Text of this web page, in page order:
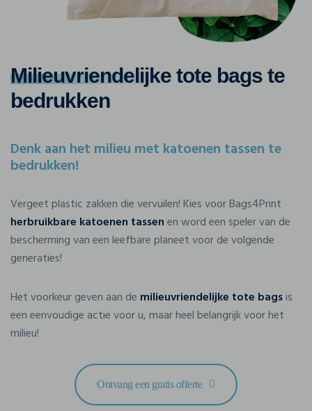
Milieuvriendelijke tote bags te
bedrukken
Denk aan het milieu met katoenen tassen te
bedrukken!
Vergeet plastic zakken die vervuilen! Kies voor Bags4Print
herbruikbare katoenen tassenen word een speler van de
bescherming van een leefbare planeet voor de volgende
generaties!
Het voorkeur geven aan de milieuvriendelijke tote bagsis
een eenvoudige actie voor u, maar heel belangrijk voor het
milieu!
Ontvang een gratis offerte